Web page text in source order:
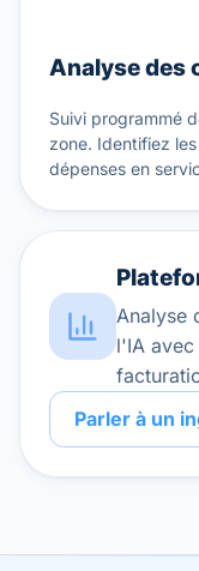
Analyse des
Suivi programmé
zone. Identifiez
dépenses en
Analyse
l'IA
Parler à un